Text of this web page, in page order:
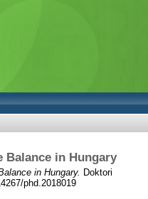
in Hungary
in Hungary. Doktori
phd.2018019